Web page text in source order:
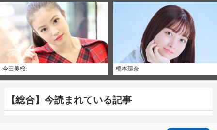
今田美桜 橋本環奈
【総合】今読まれている記事